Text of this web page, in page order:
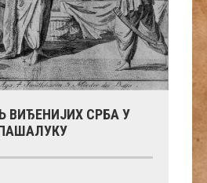
ВИЂЕНИЈИХ СРБА У